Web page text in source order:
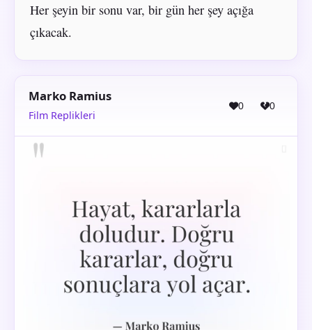
Her şeyin bir sonu var, bir gün her şey açığa
çıkacak.
Marko Ramius
Film Replikleri
0 0